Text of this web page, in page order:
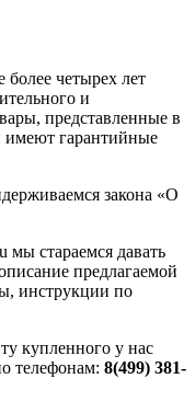
четырех лет
и
представленные в
имеют гарантийные
закона «О
стараемся давать
предлагаемой
инструкции по
купленного у нас
телефонам: 8(499) 381-